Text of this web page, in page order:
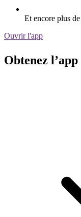
Et encore plus
Ouvrir l'app
Obtenez